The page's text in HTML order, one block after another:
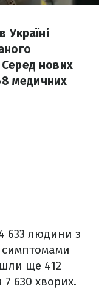
Україні
Серед нових
медичних
633 людини з
симптомами
ще 412
7 630 хворих.